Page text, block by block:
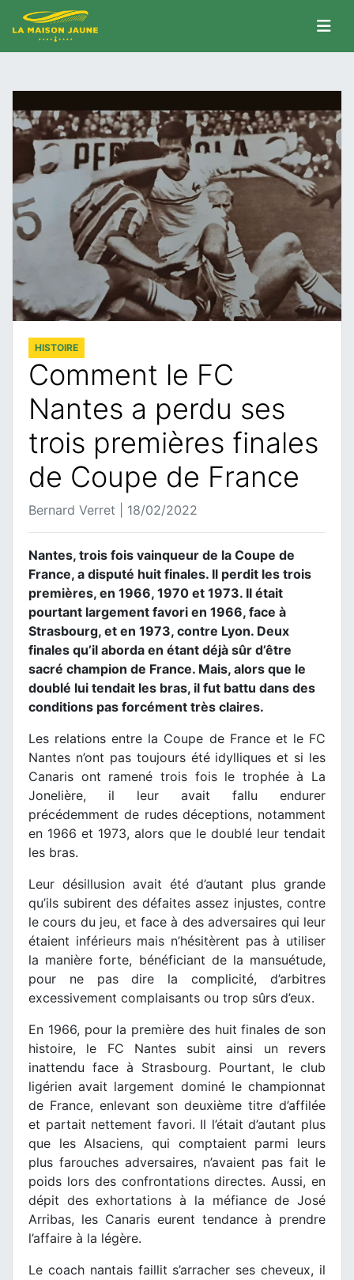
HISTOIRE
Comment le FC
Nantes a perdu ses
trois premières finales
de Coupe de France
Bernard Verret | 18/02/2022
Nantes, trois fois vainqueur de la Coupe de
France, a disputé huit finales. Il perdit les trois
premières, en 1966, 1970 et 1973. Il était
pourtant largement favori en 1966, face à
Strasbourg, et en 1973, contre Lyon. Deux
finales qu’il aborda en étant déjà sûr d’être
sacré champion de France. Mais, alors que le
doublé lui tendait les bras, il fut battu dans des
conditions pas forcément très claires.
Les relations entre la Coupe de France et le FC
Nantes n’ont pas toujours été idylliques et si les
Canaris ont ramené trois fois le trophée à La
Jonelière, il leur avait fallu endurer
précédemment de rudes déceptions, notamment
en 1966 et 1973, alors que le doublé leur tendait
les bras.
Leur désillusion avait été d’autant plus grande
qu’ils subirent des défaites assez injustes, contre
le cours du jeu, et face à des adversaires qui leur
étaient inférieurs mais n’hésitèrent pas à utiliser
la manière forte, bénéficiant de la mansuétude,
pour ne pas dire la complicité, d’arbitres
excessivement complaisants ou trop sûrs d’eux.
En 1966, pour la première des huit finales de son
histoire, le FC Nantes subit ainsi un revers
inattendu face à Strasbourg. Pourtant, le club
ligérien avait largement dominé le championnat
de France, enlevant son deuxième titre d’affilée
et partait nettement favori. Il l’était d’autant plus
que les Alsaciens, qui comptaient parmi leurs
plus farouches adversaires, n’avaient pas fait le
poids lors des confrontations directes. Aussi, en
dépit des exhortations à la méfiance de José
Arribas, les Canaris eurent tendance à prendre
l’affaire à la légère.
Le coach nantais faillit s’arracher ses cheveux, il